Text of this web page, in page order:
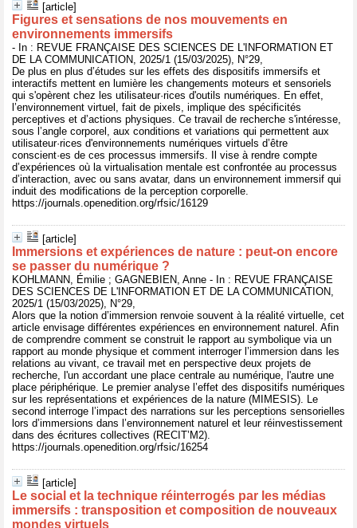
[article]
Figures et sensations de nos mouvements en
environnements immersifs
- In : REVUE FRANÇAISE DES SCIENCES DE L'INFORMATION ET
DE LA COMMUNICATION, 2025/1 (15/03/2025), N°29,
De plus en plus d’études sur les effets des dispositifs immersifs et
interactifs mettent en lumière les changements moteurs et sensoriels
qui s'opèrent chez les utilisateur·rices d'outils numériques. En effet,
l’environnement virtuel, fait de pixels, implique des spécificités
perceptives et d’actions physiques. Ce travail de recherche s'intéresse,
sous l’angle corporel, aux conditions et variations qui permettent aux
utilisateur·rices d'environnements numériques virtuels d’être
conscient·es de ces processus immersifs. Il vise à rendre compte
d’expériences où la virtualisation mentale est confrontée au processus
d’interaction, avec ou sans avatar, dans un environnement immersif qui
induit des modifications de la perception corporelle.
https://journals.openedition.org/rfsic/16129
[article]
Immersions et expériences de nature : peut-on encore
se passer du numérique ?
KOHLMANN, Émilie ; GAGNEBIEN, Anne - In : REVUE FRANÇAISE
DES SCIENCES DE L'INFORMATION ET DE LA COMMUNICATION,
2025/1 (15/03/2025), N°29,
Alors que la notion d’immersion renvoie souvent à la réalité virtuelle, cet
article envisage différentes expériences en environnement naturel. Afin
de comprendre comment se construit le rapport au symbolique via un
rapport au monde physique et comment interroger l’immersion dans les
relations au vivant, ce travail met en perspective deux projets de
recherche, l'un accordant une place centrale au numérique, l'autre une
place périphérique. Le premier analyse l’effet des dispositifs numériques
sur les représentations et expériences de la nature (MIMESIS). Le
second interroge l’impact des narrations sur les perceptions sensorielles
lors d’immersions dans l’environnement naturel et leur réinvestissement
dans des écritures collectives (RECIT’M2).
https://journals.openedition.org/rfsic/16254
[article]
Le social et la technique réinterrogés par les médias
immersifs : transposition et composition de nouveaux
mondes virtuels